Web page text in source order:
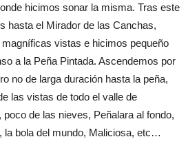
hicimos sonar la misma. Tras este
hasta el Mirador de las Canchas,
vistas e hicimos pequeño
a la Peña Pintada. Ascendemos por
no de larga duración hasta la peña,
las vistas de todo el valle de
de las nieves, Peñalara al fondo,
la bola del mundo, Maliciosa, etc…